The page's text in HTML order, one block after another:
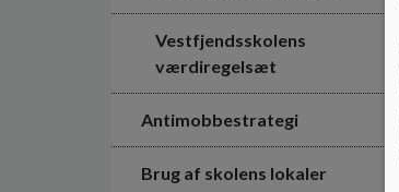
Vestfjendsskolens
værdiregelsæt
Antimobbestrategi
Brug af skolens lokaler